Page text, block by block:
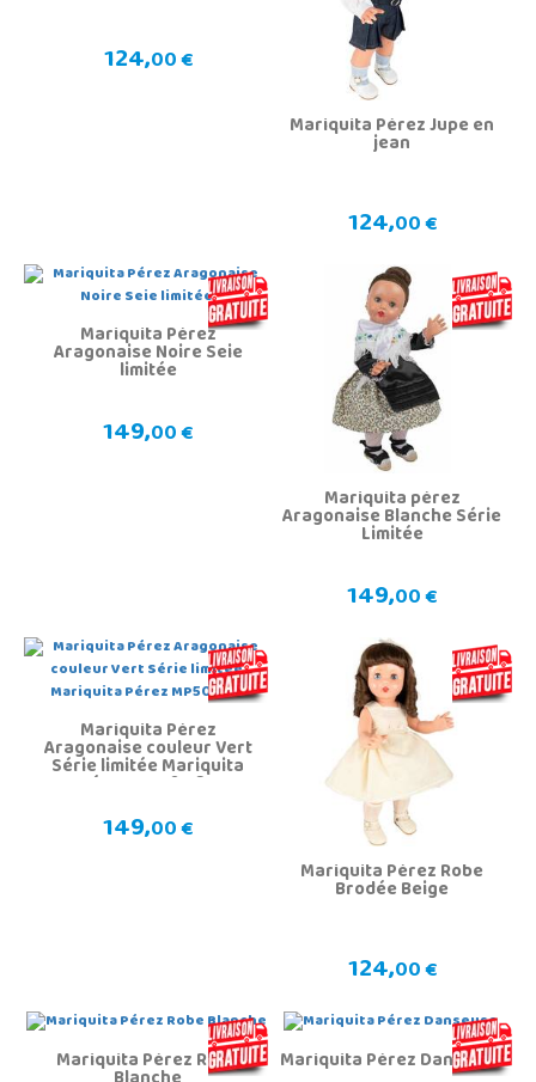
124,00 €
Mariquita Pérez Jupe en
jean
124,00 €
Mariquita Pérez
Aragonaise Noire Seie
limitée
149,00 €
Mariquita pérez
Aragonaise Blanche Série
Limitée
149,00 €
Mariquita Pérez
Aragonaise couleur Vert
Série limitée Mariquita
Pérez MP50112V
149,00 €
Mariquita Pérez Robe
Brodée Beige
124,00 €
Mariquita Pérez Robe Mariquita Pérez Danseuse